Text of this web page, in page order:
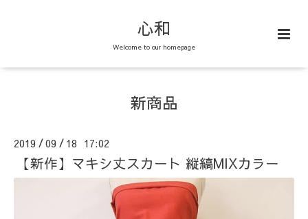
心和
Welcome to our homepage
新商品
2019 /09 / 18 17:02
【新作】マキシ丈スカート 縦縞MIXカラー